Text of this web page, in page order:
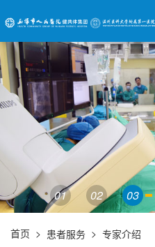
01 02 03
首页 > 患者服务 > 专家介绍